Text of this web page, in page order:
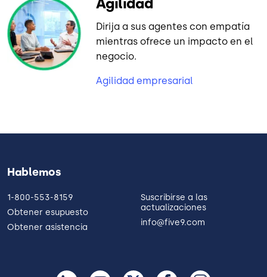
Dirija a sus agentes con empatía
mientras ofrece un impacto en el
negocio.
Agilidad empresarial
Hablemos
1-800-553-8159
Obtener esupuesto
Obtener asistencia
Suscribirse a las
actualizaciones
info@five9.com